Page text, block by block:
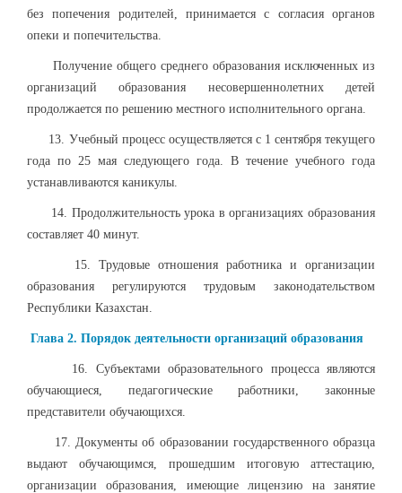
без попечения родителей, принимается с согласия органов
опеки и попечительства.
Получение общего среднего образования исключенных из
организаций образования несовершеннолетних детей
продолжается по решению местного исполнительного органа.
13. Учебный процесс осуществляется с 1 сентября текущего
года по 25 мая следующего года. В течение учебного года
устанавливаются каникулы.
14. Продолжительность урока в организациях образования
составляет 40 минут.
15. Трудовые отношения работника и организации
образования регулируются трудовым законодательством
Республики Казахстан.
Глава 2. Порядок деятельности организаций образования
16. Субъектами образовательного процесса являются
обучающиеся, педагогические работники, законные
представители обучающихся.
17. Документы об образовании государственного образца
выдают обучающимся, прошедшим итоговую аттестацию,
организации образования, имеющие лицензию на занятие